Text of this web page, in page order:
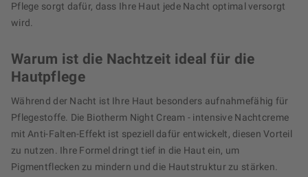
Pflege sorgt dafür, dass Ihre Haut jede Nacht optimal versorgt
wird.
Warum ist die Nachtzeit ideal für die
Hautpflege
Während der Nacht ist Ihre Haut besonders aufnahmefähig für
Pflegestoffe. Die Biotherm Night Cream - intensive Nachtcreme
mit Anti-Falten-Effekt ist speziell dafür entwickelt, diesen Vorteil
zu nutzen. Ihre Formel dringt tief in die Haut ein, um
Pigmentflecken zu mindern und die Hautstruktur zu stärken.